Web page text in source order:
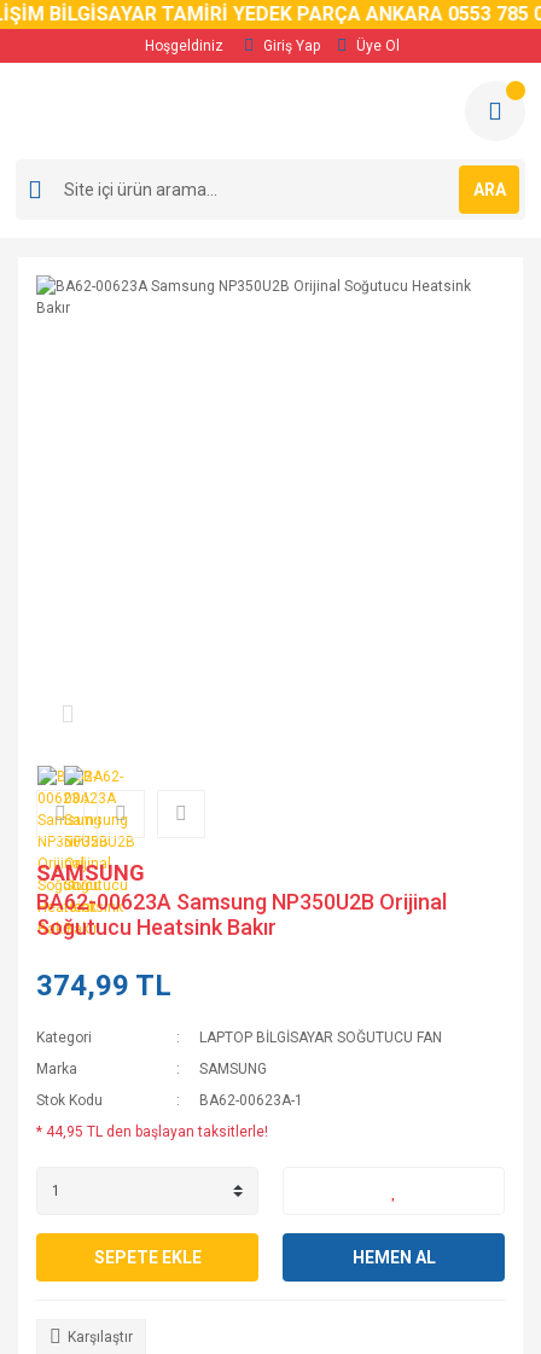
BİLGİSAYAR TAMİRİ YEDEK PARÇA ANKARA 0553 785 02
Hoşgeldiniz Giriş Yap Üye Ol
ARA
SAMSUNG
BA62-00623A Samsung NP350U2B Orijinal
Soğutucu Heatsink Bakır
374,99 TL
Kategori
LAPTOP BİLGİSAYAR SOĞUTUCU FAN
Marka
SAMSUNG
Stok Kodu
BA62-00623A-1
* 44,95 TL den başlayan taksitlerle!
SEPETE EKLE HEMEN AL
Karşılaştır